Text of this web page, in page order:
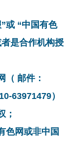
或 “中国有色
是合作机构授
（ 邮件：
63971479）
；
色网或非中国